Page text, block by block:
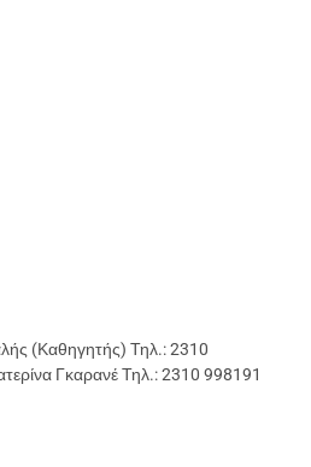
(Καθηγητής) Τηλ.: 2310
Γκαρανέ Τηλ.: 2310 998191